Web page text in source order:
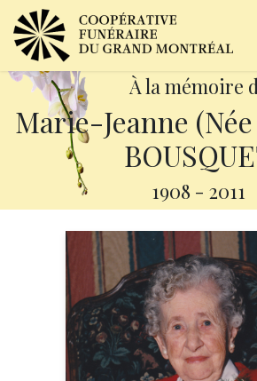
À la mémoire
Marie-Jeanne
1908 - 2011